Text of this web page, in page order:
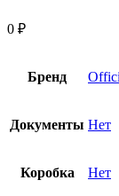
0 ₽
Бренд
Документы Нет
Коробка Нет